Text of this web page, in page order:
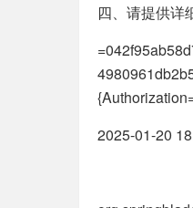
四、请提供详
2025-01-20